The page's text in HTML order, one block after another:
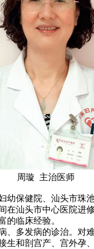
周璇 主治医师
保健院、汕头市珠池
在汕头市中心医院进
的临床经验。
多发病的诊治。对难
生和剖宫产、宫外孕